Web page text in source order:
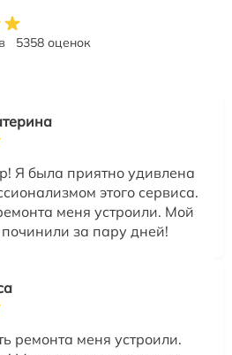
5358 оценок
Я была приятно удивлена
этого сервиса.
меня устроили. Мой
за пару дней!
ремонта меня устроили.